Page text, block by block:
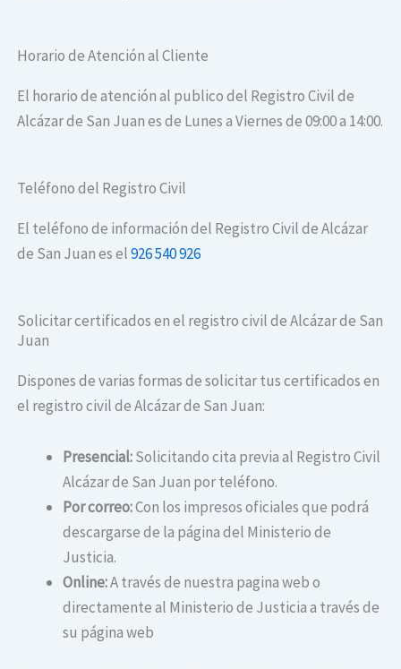
Horario de Atención al Cliente
El horario de atención al publico del Registro Civil de
Alcázar de San Juan es de Lunes a Viernes de 09:00 a 14:00.
Teléfono del Registro Civil
El teléfono de información del Registro Civil de Alcázar
de San Juan es el926 540 926
Solicitar certificados en el registro civil de Alcázar de San
Juan
Dispones de varias formas de solicitar tus certificados en
el registro civil de Alcázar de San Juan:
Presencial:Solicitando cita previa al Registro Civil
Alcázar de San Juan por teléfono.
Por correo:Con los impresos oficiales que podrá
descargarse de la página del Ministerio de
Justicia.
Online:A través de nuestra pagina web o
directamente al Ministerio de Justicia a través de
su página web